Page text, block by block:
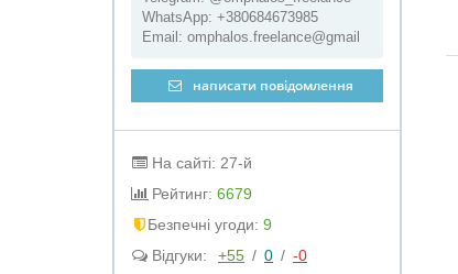
WhatsApp: +380684673985
Email: omphalos.freelance@gmail
написати повідомлення
На сайті: 27-й
Рейтинг: 6679
Безпечні угоди: 9
Відгуки:
+55 / 0 / -0